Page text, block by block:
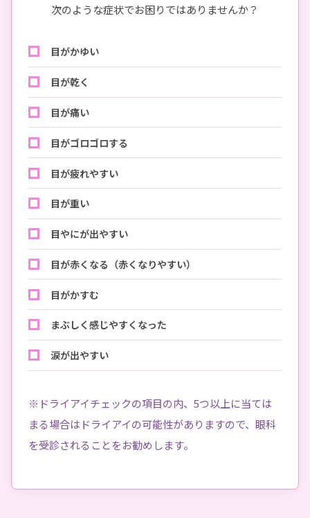
次のような症状でお困りではありませんか？
目がかゆい
目が乾く
目が痛い
目がゴロゴロする
目が疲れやすい
目が重い
目やにが出やすい
目が赤くなる（赤くなりやすい）
目がかすむ
まぶしく感じやすくなった
涙が出やすい
※ドライアイチェックの項目の内、5つ以上に当ては
まる場合はドライアイの可能性がありますので、眼科
を受診されることをお勧めします。